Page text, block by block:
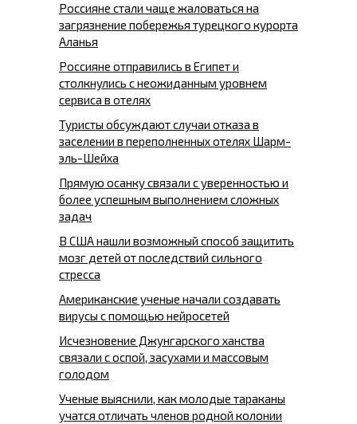
Россияне стали чаще жаловаться на
загрязнение побережья турецкого курорта
Аланья
Россияне отправились в Египет и
столкнулись с неожиданным уровнем
сервиса в отелях
Туристы обсуждают случаи отказа в
заселении в переполненных отелях Шарм-
эль-Шейха
Прямую осанку связали с уверенностью и
более успешным выполнением сложных
задач
В США нашли возможный способ защитить
мозг детей от последствий сильного
стресса
Американские ученые начали создавать
вирусы с помощью нейросетей
Исчезновение Джунгарского ханства
связали с оспой, засухами и массовым
голодом
Ученые выяснили, как молодые тараканы
учатся отличать членов родной колонии